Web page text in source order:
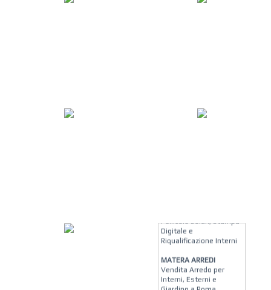
Digitale e
Riqualificazione Interni
MATERA ARREDI
Vendita Arredo per
Interni, Esterni e
Giardino a Roma